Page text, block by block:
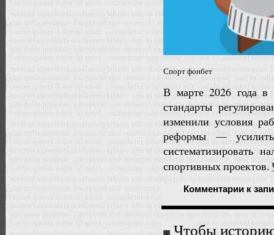
Спорт фонбет
В марте 2026 года в
стандарты
изменили условия
реформы —
систематизировать
спортивных проектов.
Комментарии к
Чтобы